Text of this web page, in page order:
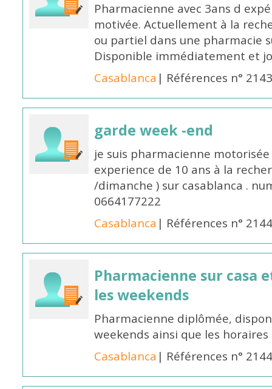
Pharmacienne avec 3ans d
motivée. Actuellement à la
ou partiel dans une pharmacie
Disponible immédiatement et
Casablanca | Références n°
garde week -end
je suis pharmacienne
experience de 10 ans à la
/dimanche ) sur casablanca .
0664177222
Casablanca | Références n°
Pharmacienne sur casa
les weekends
Pharmacienne diplômée,
weekends ainsi que les
Casablanca | Références n°